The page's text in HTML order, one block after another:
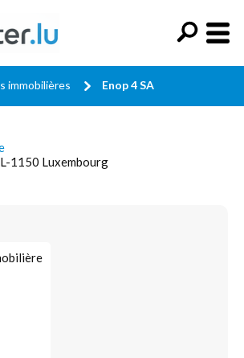
immobilières Enop 4 SA
1150 Luxembourg